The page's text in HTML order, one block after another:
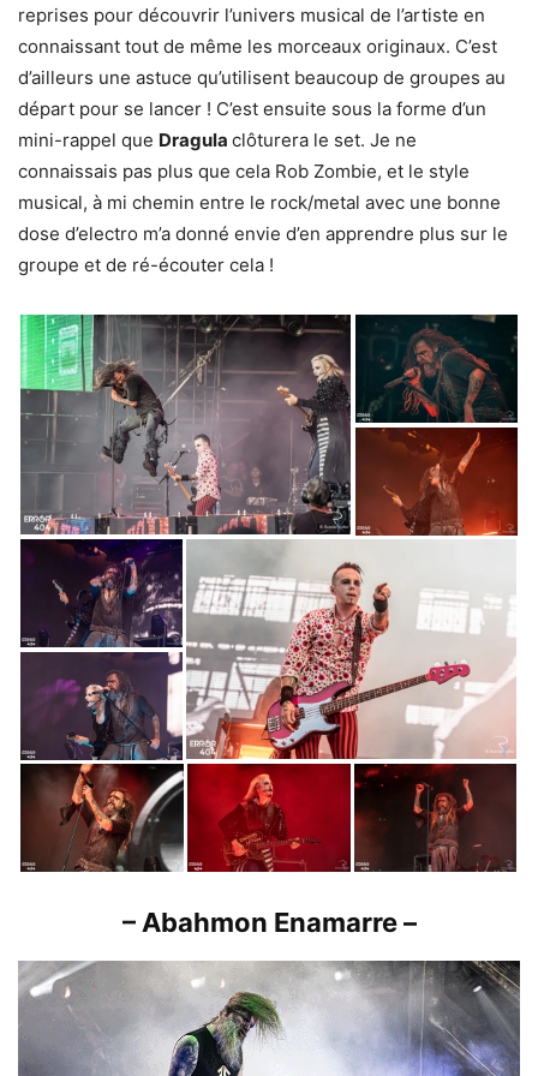
reprises pour découvrir l’univers musical de l’artiste en
connaissant tout de même les morceaux originaux. C’est
d’ailleurs une astuce qu’utilisent beaucoup de groupes au
départ pour se lancer ! C’est ensuite sous la forme d’un
mini-rappel que Dragula clôturera le set. Je ne
connaissais pas plus que cela Rob Zombie, et le style
musical, à mi chemin entre le rock/metal avec une bonne
dose d’electro m’a donné envie d’en apprendre plus sur le
groupe et de ré-écouter cela !
– Abahmon Enamarre –